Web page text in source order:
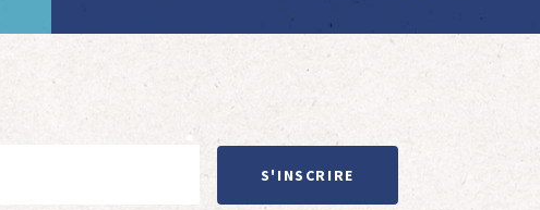
S'INSCRIRE